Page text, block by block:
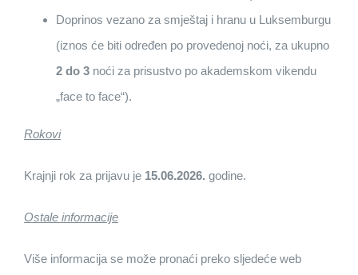
Doprinos vezano za smještaj i hranu u Luksemburgu
(iznos će biti određen po provedenoj noći, za ukupno
2 do 3 noći za prisustvo po akademskom vikendu
„face to face“).
Rokovi
Krajnji rok za prijavu je 15.06.2026. godine.
Ostale informacije
Više informacija se može pronaći preko sljedeće web